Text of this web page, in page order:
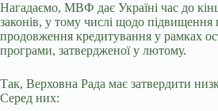
Нагадаємо, МВФ дає Україні час до
законів, у тому числі щодо підвищення
продовження кредитування у рамках
програми, затвердженої у лютому.
Так, Верховна Рада має затвердити
Серед них: